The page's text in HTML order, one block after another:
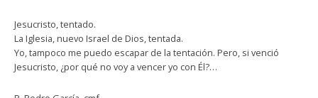
Jesucristo, tentado.
La Iglesia, nuevo Israel de Dios, tentada.
Yo, tampoco me puedo escapar de la tentación. Pero, si venció
Jesucristo, ¿por qué no voy a vencer yo con Él?…